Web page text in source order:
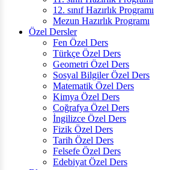
12. sınıf Hazırlık Programı
Mezun Hazırlık Programı
Özel Dersler
Fen Özel Ders
Türkçe Özel Ders
Geometri Özel Ders
Sosyal Bilgiler Özel Ders
Matematik Özel Ders
Kimya Özel Ders
Coğrafya Özel Ders
İngilizce Özel Ders
Fizik Özel Ders
Tarih Özel Ders
Felsefe Özel Ders
Edebiyat Özel Ders